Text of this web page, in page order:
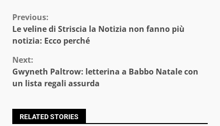
Continue
Reading
Previous:
Le veline di Striscia la Notizia non fanno più
notizia: Ecco perché
Next:
Gwyneth Paltrow: letterina a Babbo Natale con
un lista regali assurda
RELATED STORIES